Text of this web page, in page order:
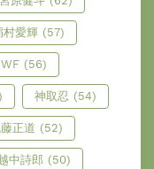
村愛輝 (57)
(56)
神取忍 (54)
正道 (52)
中詩郎 (50)